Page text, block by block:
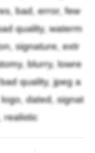
bad, error, few
quality, waterm
signature, extr
blurry, lowre
quality, jpeg a
dated, signat
realistic